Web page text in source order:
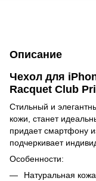
Описание
Чехол для
Racquet Club
Стильный и
кожи, станет
придает смартфону
подчеркивает
Особенности:
Натуральная